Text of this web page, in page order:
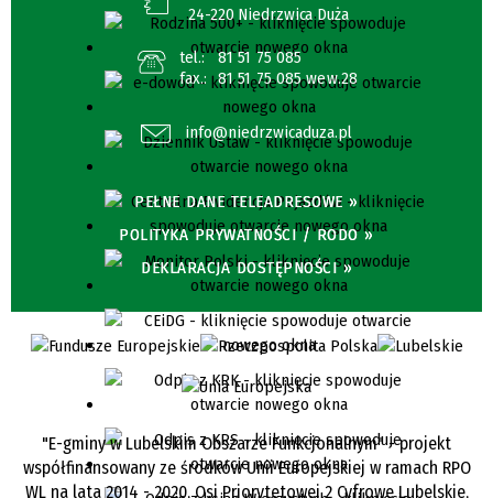
24-220 Niedrzwica Duża
tel.:
81 51 75 085
fax.:
81 51 75 085 wew.28
info@niedrzwicaduza.pl
PEŁNE DANE TELEADRESOWE »
POLITYKA PRYWATNOŚCI / RODO »
DEKLARACJA DOSTĘPNOŚCI »
"E-gminy w Lubelskim Obszarze Funkcjonalnym" - projekt
współfinansowany ze środków Unii Europejskiej w ramach RPO
WL na lata 2014 - 2020, Osi Priorytetowej 2 Cyfrowe Lubelskie,